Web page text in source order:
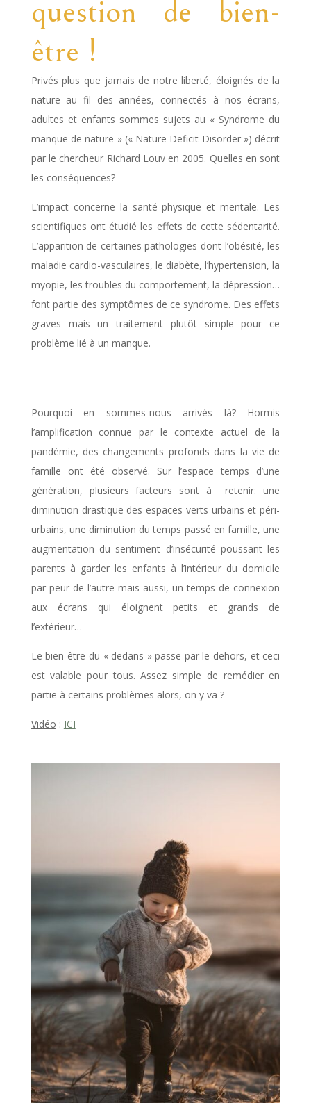
question de bien-
être !
Privés plus que jamais de notre liberté, éloignés de la
nature au fil des années, connectés à nos écrans,
adultes et enfants sommes sujets au « Syndrome du
manque de nature » (« Nature Deficit Disorder ») décrit
par le chercheur Richard Louv en 2005. Quelles en sont
les conséquences?
L’impact concerne la santé physique et mentale. Les
scientifiques ont étudié les effets de cette sédentarité.
L’apparition de certaines pathologies dont l’obésité, les
maladie cardio-vasculaires, le diabète, l’hypertension, la
myopie, les troubles du comportement, la dépression…
font partie des symptômes de ce syndrome. Des effets
graves mais un traitement plutôt simple pour ce
problème lié à un manque.
Pourquoi en sommes-nous arrivés là? Hormis
l’amplification connue par le contexte actuel de la
pandémie, des changements profonds dans la vie de
famille ont été observé. Sur l’espace temps d’une
génération, plusieurs facteurs sont à retenir: une
diminution drastique des espaces verts urbains et péri-
urbains, une diminution du temps passé en famille, une
augmentation du sentiment d’insécurité poussant les
parents à garder les enfants à l’intérieur du domicile
par peur de l’autre mais aussi, un temps de connexion
aux écrans qui éloignent petits et grands de
l’extérieur…
Le bien-être du « dedans » passe par le dehors, et ceci
est valable pour tous. Assez simple de remédier en
partie à certains problèmes alors, on y va ?
Vidéo : ICI